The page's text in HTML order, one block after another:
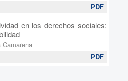
PDF
en los derechos sociales:
Camarena
PDF